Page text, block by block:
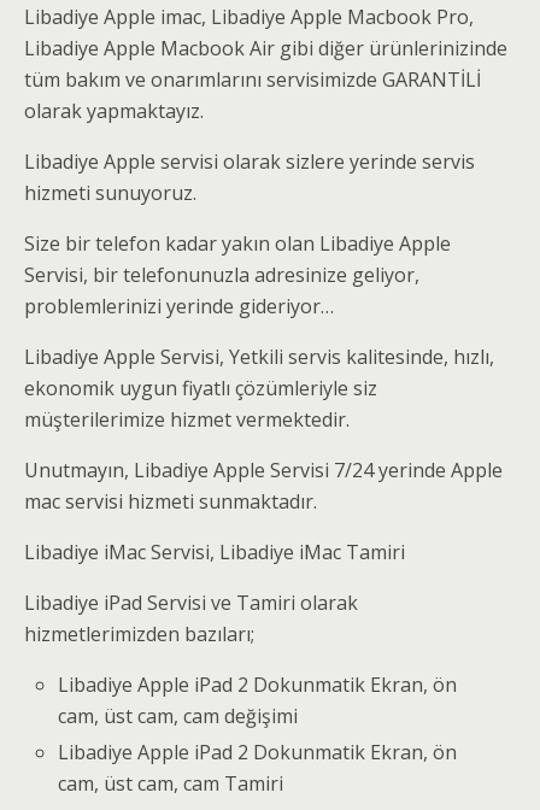
Libadiye Apple imac, Libadiye Apple Macbook Pro,
Libadiye Apple Macbook Air gibi diğer ürünlerinizinde
tüm bakım ve onarımlarını servisimizde GARANTİLİ
olarak yapmaktayız.
Libadiye Apple servisi olarak sizlere yerinde servis
hizmeti sunuyoruz.
Size bir telefon kadar yakın olan Libadiye Apple
Servisi, bir telefonunuzla adresinize geliyor,
problemlerinizi yerinde gideriyor…
Libadiye Apple Servisi, Yetkili servis kalitesinde, hızlı,
ekonomik uygun fiyatlı çözümleriyle siz
müşterilerimize hizmet vermektedir.
Unutmayın, Libadiye Apple Servisi 7/24 yerinde Apple
mac servisi hizmeti sunmaktadır.
Libadiye iMac Servisi, Libadiye iMac Tamiri
Libadiye iPad Servisi ve Tamiri olarak
hizmetlerimizden bazıları;
Libadiye Apple iPad 2 Dokunmatik Ekran, ön
cam, üst cam, cam değişimi
Libadiye Apple iPad 2 Dokunmatik Ekran, ön
cam, üst cam, cam Tamiri